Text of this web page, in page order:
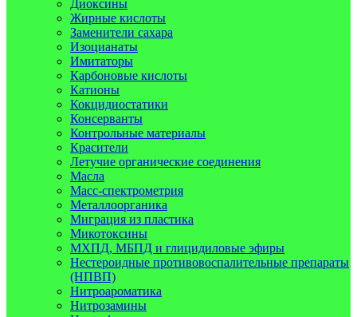
Диоксины
Жирные кислоты
Заменители сахара
Изоцианаты
Имитаторы
Карбоновые кислоты
Катионы
Кокцидиостатики
Консерванты
Контрольные материалы
Красители
Летучие органические соединения
Масла
Масс-спектрометрия
Металлоорганика
Миграция из пластика
Микотоксины
МХПД, МБПД и глицидиловые эфиры
Нестероидные противовоспалительные препараты
(НПВП)
Нитроароматика
Нитрозамины